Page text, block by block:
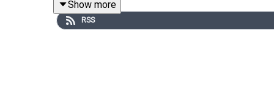
A lo largo de estos 4 años de Despertando
Show more
RSS